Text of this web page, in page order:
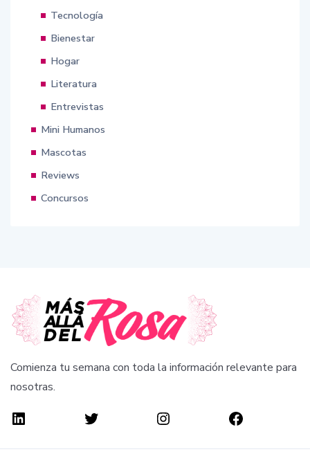
Tecnología
Bienestar
Hogar
Literatura
Entrevistas
Mini Humanos
Mascotas
Reviews
Concursos
Comienza tu semana con toda la información relevante para
nosotras.